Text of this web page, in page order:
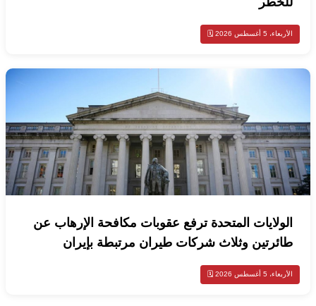
الأربعاء، 5 أغسطس 2026 🗓️
الولايات المتحدة ترفع عقوبات مكافحة الإرهاب عن
طائرتين وثلاث شركات طيران مرتبطة بإيران
الأربعاء، 5 أغسطس 2026 🗓️